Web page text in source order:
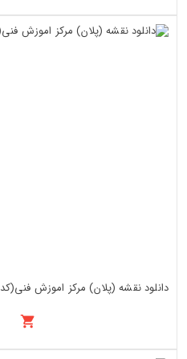
دانلود نقشه (پلان) مرکز اموزش فنی(کد3056)